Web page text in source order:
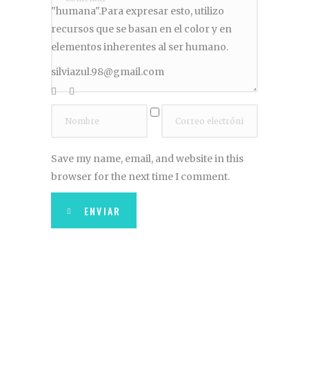
"humana".Para expresar esto, utilizo
recursos que se basan en el color y en
elementos inherentes al ser humano.
silviazul.98@gmail.com
Save my name, email, and website in this
browser for the next time I comment.
ENVIAR